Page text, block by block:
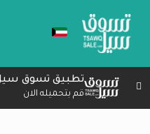
تطبيق تسوق
قم بتحميله الان